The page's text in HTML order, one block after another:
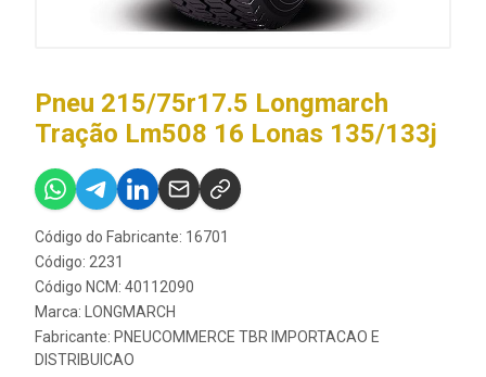
Pneu 215/75r17.5 Longmarch
Tração Lm508 16 Lonas 135/133j
Código do Fabricante: 16701
Código: 2231
Código NCM: 40112090
Marca:
LONGMARCH
Fabricante: PNEUCOMMERCE TBR IMPORTACAO E
DISTRIBUICAO